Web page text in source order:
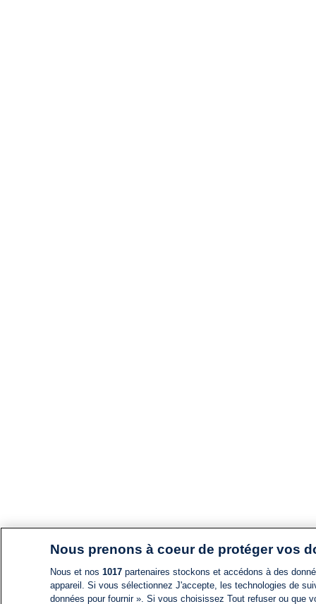
Nous prenons à coeur de protéger vos
Nous et nos 1017partenaires stockons et accédons à des
appareil. Si vous sélectionnez J'accepte, les technologies de
données pour fournir ». Si vous choisissez Tout refuser ou